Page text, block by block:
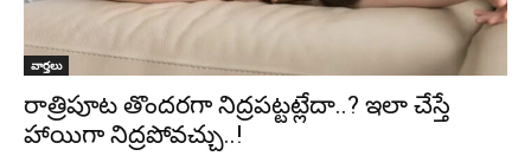
వార్తలు
రాత్రిపూట తొందరగా నిద్రపట్టట్లేదా..? ఇలా చేస్తే
హాయిగా నిద్రపోవచ్చు..!